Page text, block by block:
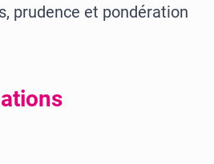
prudence et pondération